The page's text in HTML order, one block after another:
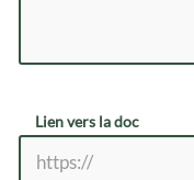
Lien vers la doc